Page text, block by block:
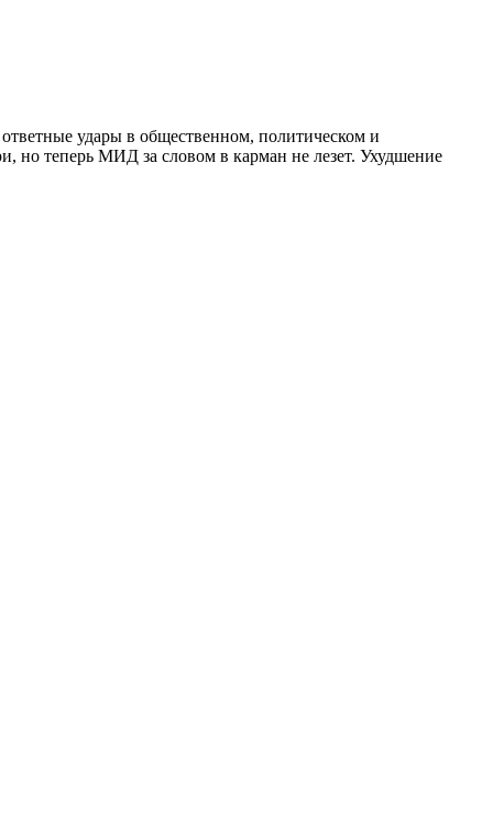
удары в общественном, политическом и
но теперь МИД за словом в карман не лезет. Ухудшение